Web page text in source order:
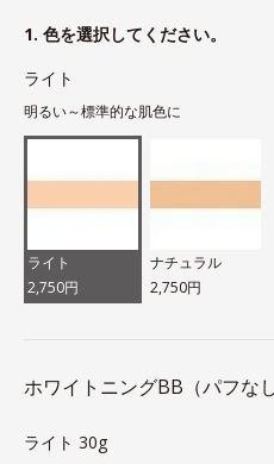
1. 色を選択してください。
ライト
明るい～標準的な肌色に
ライト
2,750円
ナチュラル
2,750円
ホワイトニングBB（パフな
ライト 30g